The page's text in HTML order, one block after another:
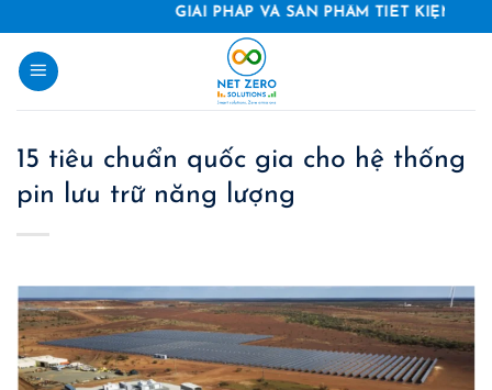
content
GIẢI PHÁP VÀ SẢN PHẨM TIẾT KIỆM NĂNG
15 tiêu chuẩn quốc gia cho hệ thống
pin lưu trữ năng lượng